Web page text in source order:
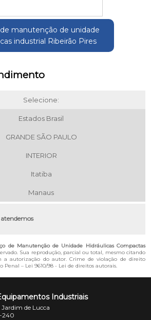
manutenção de unidade
industrial Ribeirão Pires
Selecione:
Estados Brasil
GRANDE SÃO PAULO
INTERIOR
Itatiba
Manaus
atendemos
de Manutenção de Unidade Hidráulicas Compactas
Sua reprodução, parcial ou total, mesmo citando
a autorização do autor. Crime de violação de direito
Penal – Lei 9610/98 - Lei de direitos autorais.
Industriais
Jardim de Lucca
240